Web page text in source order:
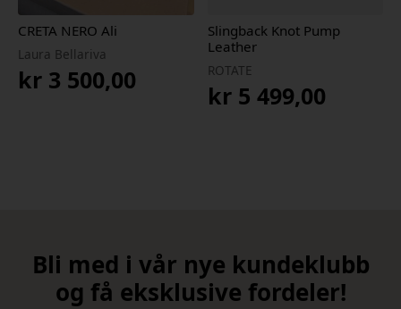
CRETA NERO Ali
Laura Bellariva
kr 3 500,00
Slingback Knot Pump
Leather
ROTATE
kr5 499,00
Bli med i vår nye kundeklubb
og få eksklusive fordeler!